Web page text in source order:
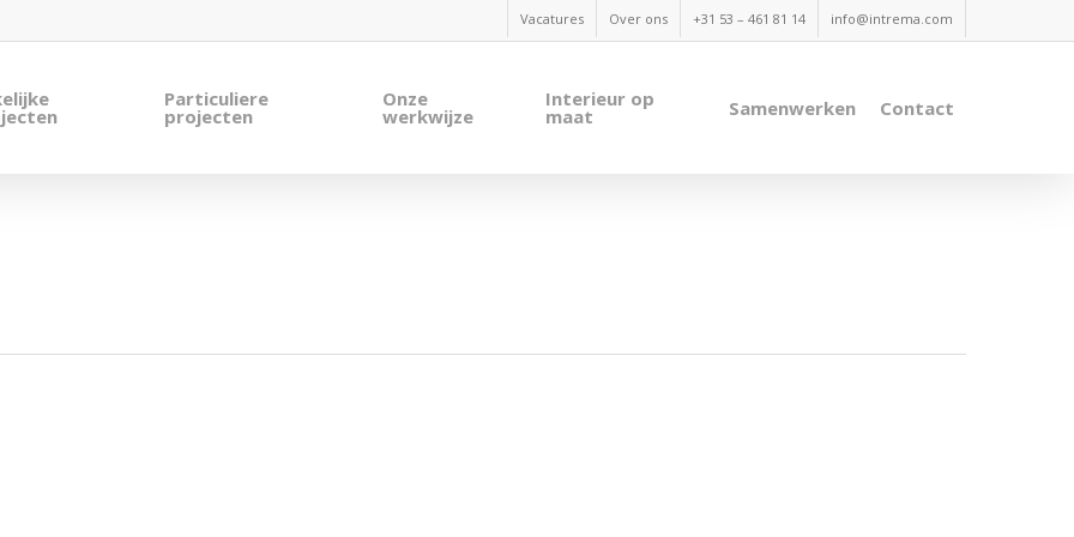
Vacatures Over ons +31 53 – 461 81 14 info@intrema.com
Particuliere
projecten
Onze
werkwijze
Interieur op
maat Samenwerken Contact